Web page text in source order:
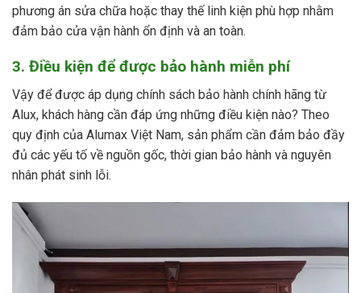
phương án sửa chữa hoặc thay thế linh kiện phù hợp nhằm
đảm bảo cửa vận hành ổn định và an toàn.
3. Điều kiện để được bảo hành miễn phí
Vậy để được áp dụng chính sách bảo hành chính hãng từ
Alux, khách hàng cần đáp ứng những điều kiện nào? Theo
quy định của Alumax Việt Nam, sản phẩm cần đảm bảo đầy
đủ các yếu tố về nguồn gốc, thời gian bảo hành và nguyên
nhân phát sinh lỗi.